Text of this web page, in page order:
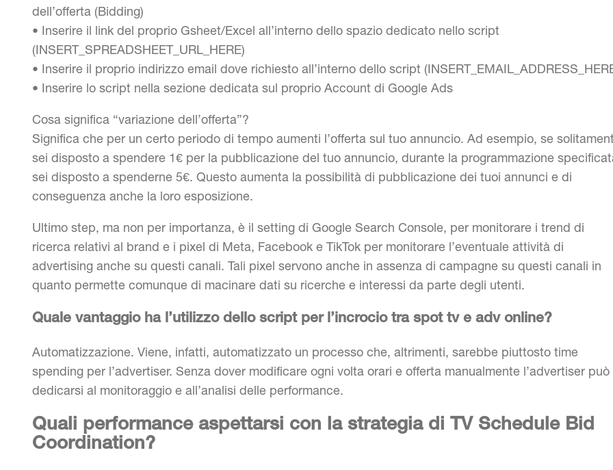
dell’offerta (Bidding)
• Inserire il link del proprio Gsheet/Excel all’interno dello spazio dedicato nello script
(INSERT_SPREADSHEET_URL_HERE)
• Inserire il proprio indirizzo email dove richiesto all’interno dello script
• Inserire lo script nella sezione dedicata sul proprio Account di Google Ads
Cosa significa “variazione dell’offerta”?
Significa che per un certo periodo di tempo aumenti l’offerta sul tuo annuncio. Ad esempio, se
sei disposto a spendere 1€ per la pubblicazione del tuo annuncio, durante la programmazione
sei disposto a spenderne 5€. Questo aumenta la possibilità di pubblicazione dei tuoi annunci e di
conseguenza anche la loro esposizione.
Ultimo step, ma non per importanza, è il setting di Google Search Console, per monitorare i trend di
ricerca relativi al brand e i pixel di Meta, Facebook e TikTok per monitorare l’eventuale attività di
advertising anche su questi canali. Tali pixel servono anche in assenza di campagne su questi canali in
quanto permette comunque di macinare dati su ricerche e interessi da parte degli utenti.
Quale vantaggio ha l’utilizzo dello script per l’incrocio tra spot tv e adv online?
Automatizzazione. Viene, infatti, automatizzato un processo che, altrimenti, sarebbe piuttosto time
spending per l’advertiser. Senza dover modificare ogni volta orari e offerta manualmente l’advertiser può
dedicarsi al monitoraggio e all’analisi delle performance.
Quali performance aspettarsi con la strategia di TV Schedule Bid
Coordination?